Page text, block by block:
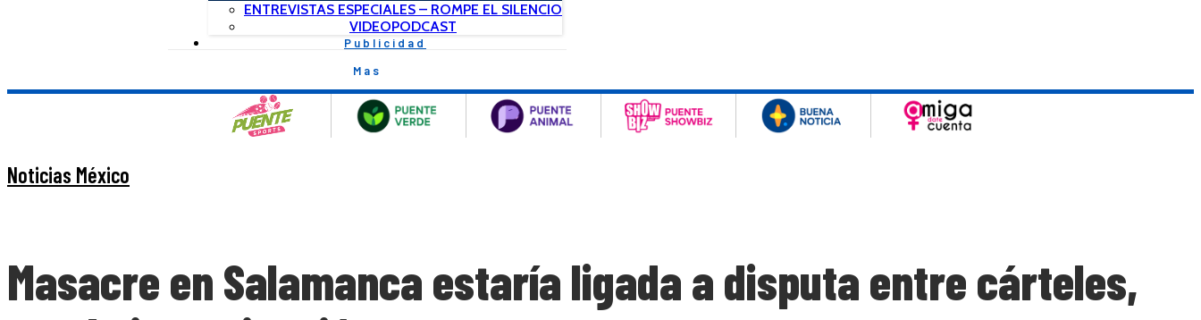
ENTREVISTAS ESPECIALES – ROMPE EL SILENCIO
VIDEOPODCAST
Publicidad
Mas
Noticias México
Masacre en Salamanca estaría ligada a disputa entre cárteles,